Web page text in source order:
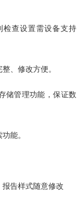
检查设置需设备支持
、修改方便。
储管理功能，保证数
能。
告样式随意修改